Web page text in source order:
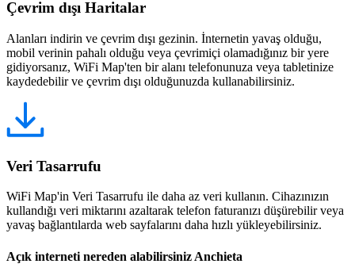
Çevrim dışı Haritalar
Alanları indirin ve çevrim dışı gezinin. İnternetin yavaş olduğu,
mobil verinin pahalı olduğu veya çevrimiçi olamadığınız bir yere
gidiyorsanız, WiFi Map'ten bir alanı telefonunuza veya tabletinize
kaydedebilir ve çevrim dışı olduğunuzda kullanabilirsiniz.
Veri Tasarrufu
WiFi Map'in Veri Tasarrufu ile daha az veri kullanın. Cihazınızın
kullandığı veri miktarını azaltarak telefon faturanızı düşürebilir veya
yavaş bağlantılarda web sayfalarını daha hızlı yükleyebilirsiniz.
Açık interneti nereden alabilirsiniz Anchieta